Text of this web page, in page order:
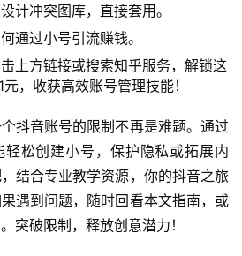
计冲突图库，直接套用。
通过小号引流赚钱。
上方链接或搜索知乎服务，解锁这
，收获高效账号管理技能！
抖音账号的限制不再是难题。通过
轻松创建小号，保护隐私或拓展内
结合专业教学资源，你的抖音之旅
遇到问题，随时回看本文指南，或
突破限制，释放创意潜力！